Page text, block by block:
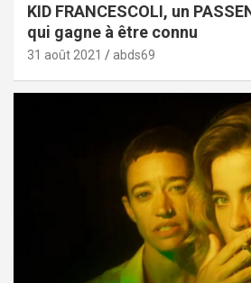
KID FRANCESCOLI, un
qui gagne à être connu
31 août 2021 abds69